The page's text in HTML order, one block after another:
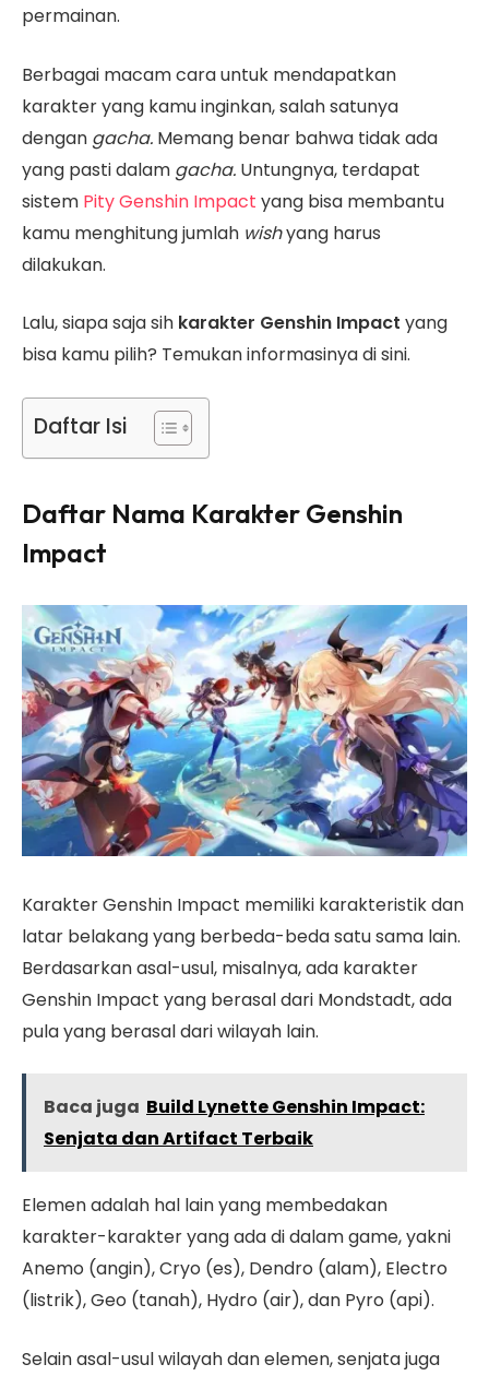
permainan.
Berbagai macam cara untuk mendapatkan
karakter yang kamu inginkan, salah satunya
dengan gacha. Memang benar bahwa tidak ada
yang pasti dalam gacha. Untungnya, terdapat
sistem Pity Genshin Impact yang bisa membantu
kamu menghitung jumlah wishyang harus
dilakukan.
Lalu, siapa saja sih karakter Genshin Impact yang
bisa kamu pilih? Temukan informasinya di sini.
Daftar Isi
Daftar Nama Karakter Genshin
Impact
Karakter Genshin Impact memiliki karakteristik dan
latar belakang yang berbeda-beda satu sama lain.
Berdasarkan asal-usul, misalnya, ada karakter
Genshin Impact yang berasal dari Mondstadt, ada
pula yang berasal dari wilayah lain.
Baca juga Build Lynette Genshin Impact:
Senjata dan Artifact Terbaik
Elemen adalah hal lain yang membedakan
karakter-karakter yang ada di dalam game, yakni
Anemo (angin), Cryo (es), Dendro (alam), Electro
(listrik), Geo (tanah), Hydro (air), dan Pyro (api).
Selain asal-usul wilayah dan elemen, senjata juga